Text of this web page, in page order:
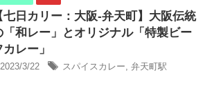
七日カリー：大阪-弁天町】大阪伝統
「和レー」とオリジナル「特製ビー
カレー」
2023/3/22 スパイスカレー, 弁天町駅